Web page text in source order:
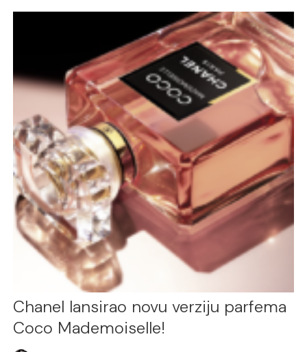
Chanel lansirao novu verziju parfema
Coco Mademoiselle!